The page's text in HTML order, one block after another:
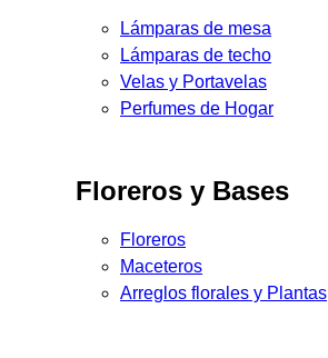
Lámparas de mesa
Lámparas de techo
Velas y Portavelas
Perfumes de Hogar
Floreros y Bases
Floreros
Maceteros
Arreglos florales y Plantas